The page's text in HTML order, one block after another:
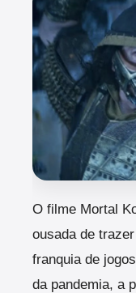
O filme Mortal
ousada de
franquia de
da pandemia, a